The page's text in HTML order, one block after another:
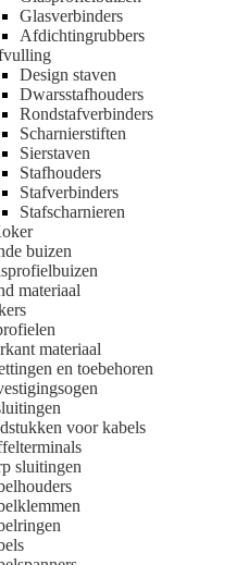
Glasverbinders
Afdichtingrubbers
Design staven
Dwarsstafhouders
Rondstafverbinders
Scharnierstiften
Sierstaven
Stafhouders
Stafverbinders
Stafscharnieren
buizen
materiaal
materiaal
en toebehoren
voor kabels
sluitingen